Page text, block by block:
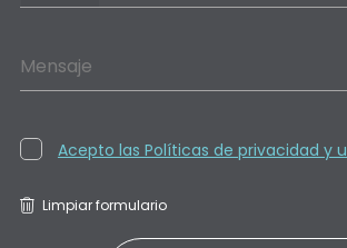
Mensaje
Acepto las Políticas de privacidad y
Limpiar formulario